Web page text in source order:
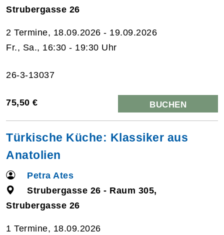
Strubergasse 26
2 Termine, 18.09.2026 - 19.09.2026
Fr., Sa., 16:30 - 19:30 Uhr
26-3-13037
75,50 € BUCHEN
Türkische Küche: Klassiker aus
Anatolien
Petra Ates
Strubergasse 26 - Raum 305,
Strubergasse 26
1 Termine, 18.09.2026